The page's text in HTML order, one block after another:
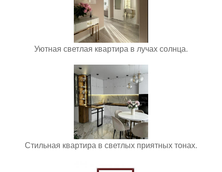
Уютная светлая квартира в лучах солнца.
Стильная квартира в светлых приятных тонах.